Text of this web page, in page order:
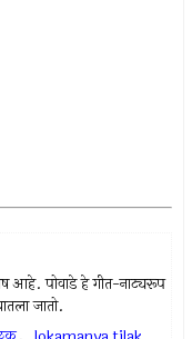
आहे. पोवाडे हे गीत-नाट्यरूप
जातो.